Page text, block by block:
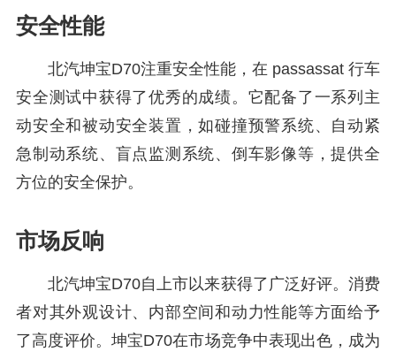
安全性能
北汽坤宝D70注重安全性能，在 passassat 行车
安全测试中获得了优秀的成绩。它配备了一系列主
动安全和被动安全装置，如碰撞预警系统、自动紧
急制动系统、盲点监测系统、倒车影像等，提供全
方位的安全保护。
市场反响
北汽坤宝D70自上市以来获得了广泛好评。消费
者对其外观设计、内部空间和动力性能等方面给予
了高度评价。坤宝D70在市场竞争中表现出色，成为